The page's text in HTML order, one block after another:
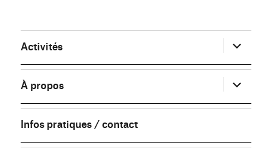
Activités ouvrir
le
sous-
menu
À propos
ouvrir
le
sous-
menu
Infos pratiques / contact